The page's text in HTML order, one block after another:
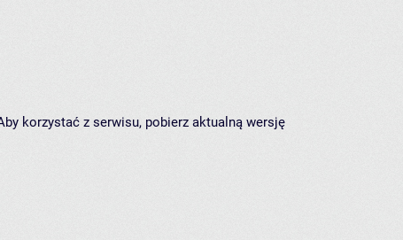
korzystać z serwisu, pobierz aktualną wersję